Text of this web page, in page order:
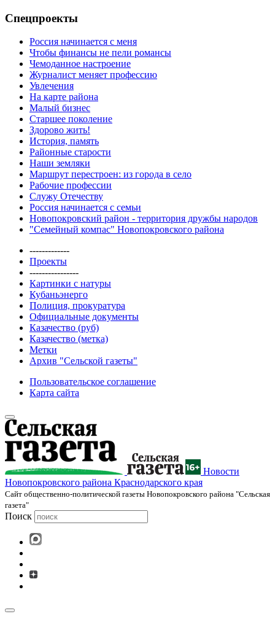
Спецпроекты
Россия начинается с меня
Чтобы финансы не пели романсы
Чемоданное настроение
Журналист меняет профессию
Увлечения
На карте района
Малый бизнес
Старшее поколение
Здорово жить!
История, память
Районные старости
Наши земляки
Маршрут перестроен: из города в село
Рабочие профессии
Служу Отечеству
Россия начинается с семьи
Новопокровский район - территория дружбы народов
"Семейный компас" Новопокровского района
-------------
Проекты
----------------
Картинки с натуры
Кубаньэнерго
Полиция, прокуратура
Официальные документы
Казачество (руб)
Казачество (метка)
Метки
Архив "Сельской газеты"
Пользовательское соглашение
Карта сайта
Новости
Новопокровского района Краснодарского края
Cайт общественно-политической газеты Новопокровского района "Сельская
газета"
Поиск